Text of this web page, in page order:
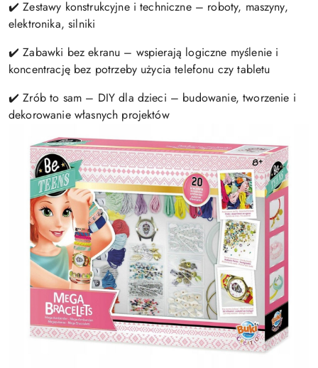
✔️ Zestawy konstrukcyjne i techniczne – roboty, maszyny,
elektronika, silniki
✔️ Zabawki bez ekranu – wspierają logiczne myślenie i
koncentrację bez potrzeby użycia telefonu czy tabletu
✔️ Zrób to sam – DIY dla dzieci – budowanie, tworzenie i
dekorowanie własnych projektów